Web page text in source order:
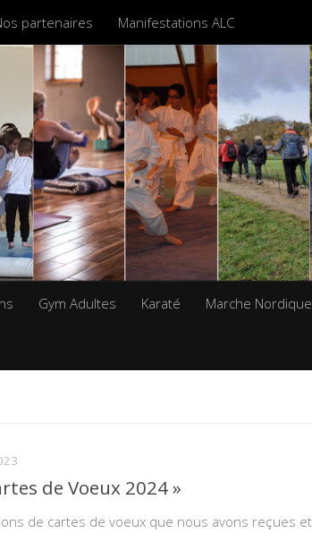
partenaires Manifestations ALC
Gym Adultes Karaté Marche Nordique
de Voeux 2024 »
de cartes de voeux que nous avons reçues